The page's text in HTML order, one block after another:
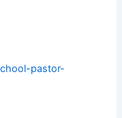
pastor-